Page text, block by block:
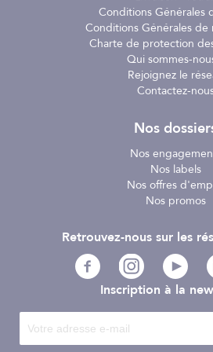
Conditions Générales
Conditions Générales de
Charte de protection
Qui sommes-
Rejoignez le
Contactez-
Nos
Nos
Nos labels
Nos offres
Nos promos
Inscription à la
Retrouvez-nous sur les